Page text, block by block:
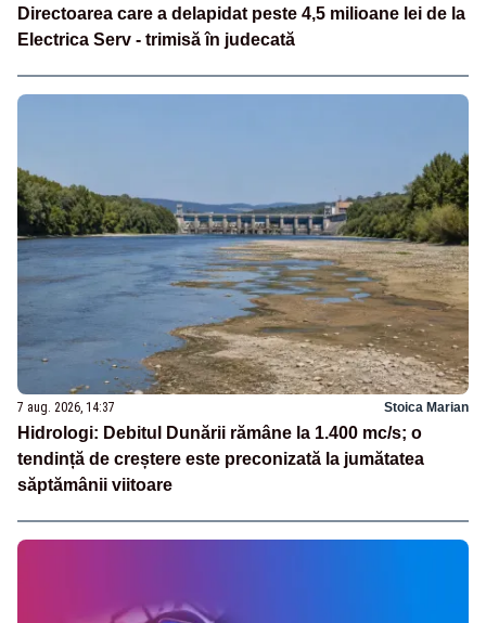
Directoarea care a delapidat peste 4,5 milioane lei de la
Electrica Serv - trimisă în judecată
7 aug. 2026, 14:37 Stoica Marian
Hidrologi: Debitul Dunării rămâne la 1.400 mc/s; o
tendință de creștere este preconizată la jumătatea
săptămânii viitoare